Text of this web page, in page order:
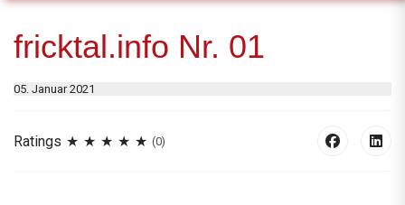
fricktal.info Nr. 01
05. Januar 2021
Ratings (0)